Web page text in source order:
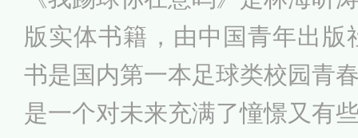
版实体书籍，由中国青年出版
书是国内第一本足球类校园青
是一个对未来充满了憧憬又有